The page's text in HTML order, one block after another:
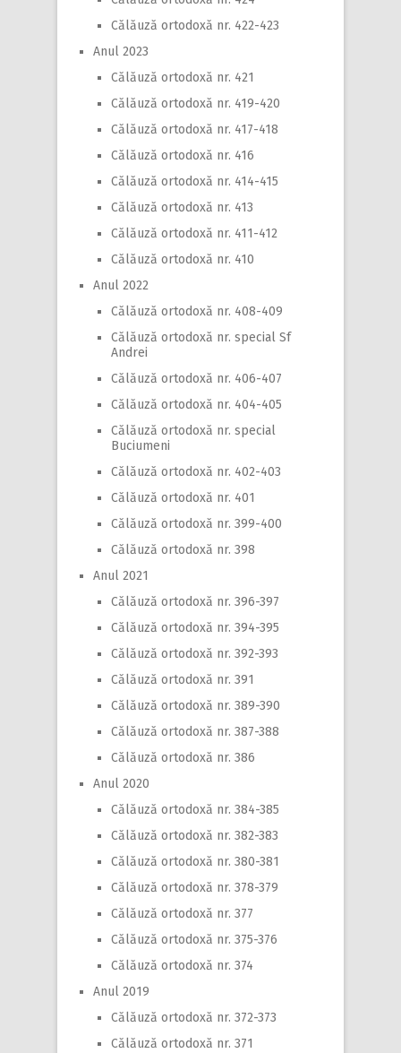
Călăuză ortodoxă nr. 422-423
Anul 2023
Călăuză ortodoxă nr. 421
Călăuză ortodoxă nr. 419-420
Călăuză ortodoxă nr. 417-418
Călăuză ortodoxă nr. 416
Călăuză ortodoxă nr. 414-415
Călăuză ortodoxă nr. 413
Călăuză ortodoxă nr. 411-412
Călăuză ortodoxă nr. 410
Anul 2022
Călăuză ortodoxă nr. 408-409
Călăuză ortodoxă nr. special Sf
Andrei
Călăuză ortodoxă nr. 406-407
Călăuză ortodoxă nr. 404-405
Călăuză ortodoxă nr. special
Buciumeni
Călăuză ortodoxă nr. 402-403
Călăuză ortodoxă nr. 401
Călăuză ortodoxă nr. 399-400
Călăuză ortodoxă nr. 398
Anul 2021
Călăuză ortodoxă nr. 396-397
Călăuză ortodoxă nr. 394-395
Călăuză ortodoxă nr. 392-393
Călăuză ortodoxă nr. 391
Călăuză ortodoxă nr. 389-390
Călăuză ortodoxă nr. 387-388
Călăuză ortodoxă nr. 386
Anul 2020
Călăuză ortodoxă nr. 384-385
Călăuză ortodoxă nr. 382-383
Călăuză ortodoxă nr. 380-381
Călăuză ortodoxă nr. 378-379
Călăuză ortodoxă nr. 377
Călăuză ortodoxă nr. 375-376
Călăuză ortodoxă nr. 374
Anul 2019
Călăuză ortodoxă nr. 372-373
Călăuză ortodoxă nr. 371